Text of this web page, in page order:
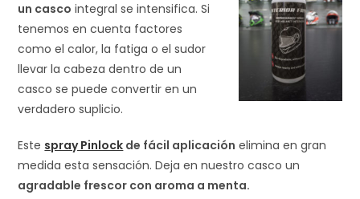
un casco integral se intensifica. Si
tenemos en cuenta factores
como el calor, la fatiga o el sudor
llevar la cabeza dentro de un
casco se puede convertir en un
verdadero suplicio.
Este spray Pinlock de fácil aplicación elimina en gran
medida esta sensación. Deja en nuestro casco un
agradable frescor con aroma a menta.